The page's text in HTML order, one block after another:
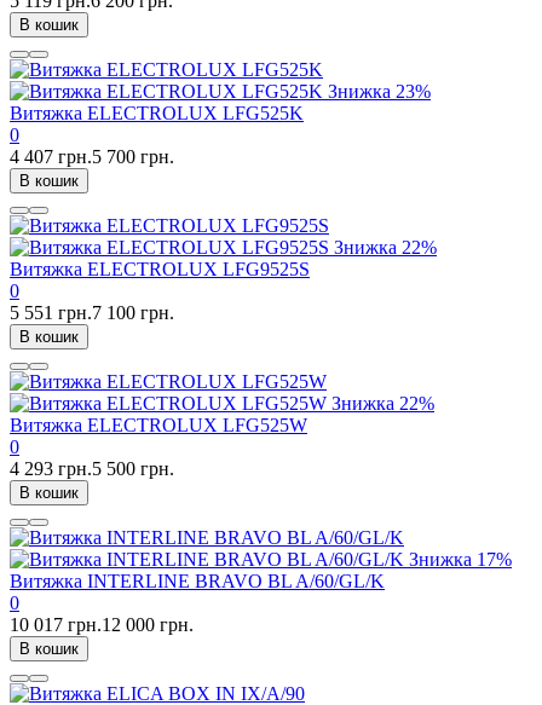
В кошик
Знижка 23%
Витяжка ELECTROLUX LFG525K
0
4 407 грн.5 700 грн.
В кошик
Знижка 22%
Витяжка ELECTROLUX LFG9525S
0
5 551 грн.7 100 грн.
В кошик
Знижка 22%
Витяжка ELECTROLUX LFG525W
0
4 293 грн.5 500 грн.
В кошик
Знижка 17%
Витяжка INTERLINE BRAVO BL A/60/GL/K
0
10 017 грн.12 000 грн.
В кошик